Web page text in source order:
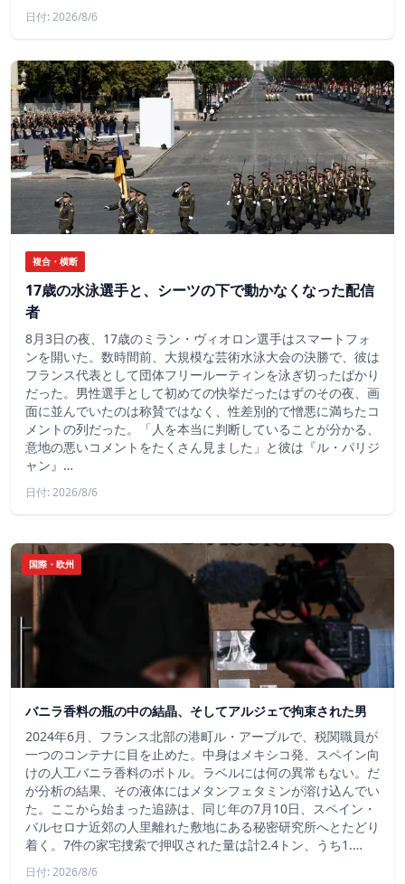
日付: 2026/8/6
複合・横断
17歳の水泳選手と、シーツの下で動かなくなった配信
者
8月3日の夜、17歳のミラン・ヴィオロン選手はスマートフォ
ンを開いた。数時間前、大規模な芸術水泳大会の決勝で、彼は
フランス代表として団体フリールーティンを泳ぎ切ったばかり
だった。男性選手として初めての快挙だったはずのその夜、画
面に並んでいたのは称賛ではなく、性差別的で憎悪に満ちたコ
メントの列だった。「人を本当に判断していることが分かる、
意地の悪いコメントをたくさん見ました」と彼は『ル・パリジ
ャン』…
日付: 2026/8/6
国際・欧州
バニラ香料の瓶の中の結晶、そしてアルジェで拘束された男
2024年6月、フランス北部の港町ル・アーブルで、税関職員が
一つのコンテナに目を止めた。中身はメキシコ発、スペイン向
けの人工バニラ香料のボトル。ラベルには何の異常もない。だ
が分析の結果、その液体にはメタンフェタミンが溶け込んでい
た。ここから始まった追跡は、同じ年の7月10日、スペイン・
バルセロナ近郊の人里離れた敷地にある秘密研究所へとたどり
着く。7件の家宅捜索で押収された量は計2.4トン、うち1.…
日付: 2026/8/6